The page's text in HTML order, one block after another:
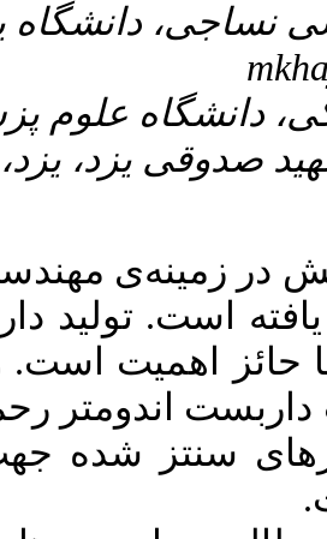
یزد،
علوم پزشکی و
یزد، ایران
مهندسی بافت
داربست با
است.
هدف از
رحم است؛
جهت تولید
|
M,